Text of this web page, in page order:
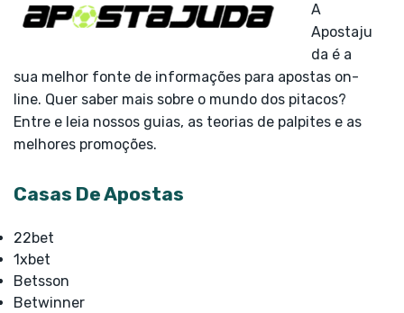
A
Apostaju
da é a
sua melhor fonte de informações para apostas on-
line. Quer saber mais sobre o mundo dos pitacos?
Entre e leia nossos guias, as teorias de palpites e as
melhores promoções.
Casas De Apostas
22bet
1xbet
Betsson
Betwinner